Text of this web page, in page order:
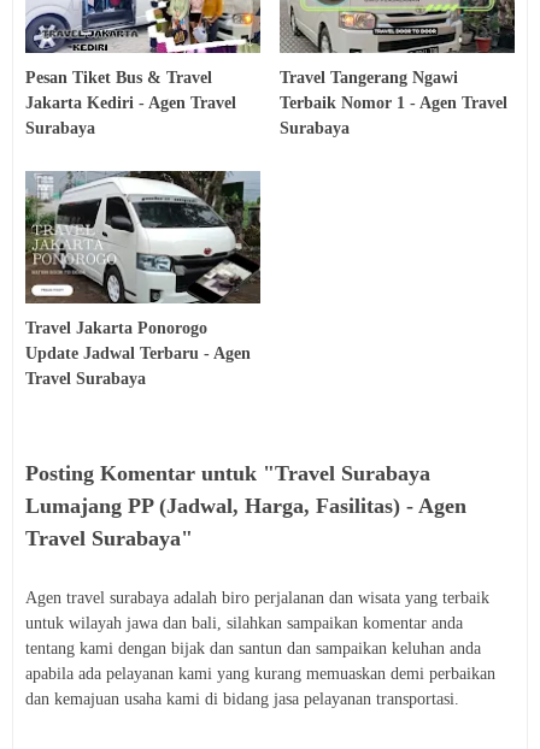
Pesan Tiket Bus & Travel
Jakarta Kediri - Agen Travel
Surabaya
Travel Tangerang Ngawi
Terbaik Nomor 1 - Agen Travel
Surabaya
Travel Jakarta Ponorogo
Update Jadwal Terbaru - Agen
Travel Surabaya
Posting Komentar untuk "Travel Surabaya
Lumajang PP (Jadwal, Harga, Fasilitas) - Agen
Travel Surabaya"
Agen travel surabaya adalah biro perjalanan dan wisata yang terbaik
untuk wilayah jawa dan bali, silahkan sampaikan komentar anda
tentang kami dengan bijak dan santun dan sampaikan keluhan anda
apabila ada pelayanan kami yang kurang memuaskan demi perbaikan
dan kemajuan usaha kami di bidang jasa pelayanan transportasi.